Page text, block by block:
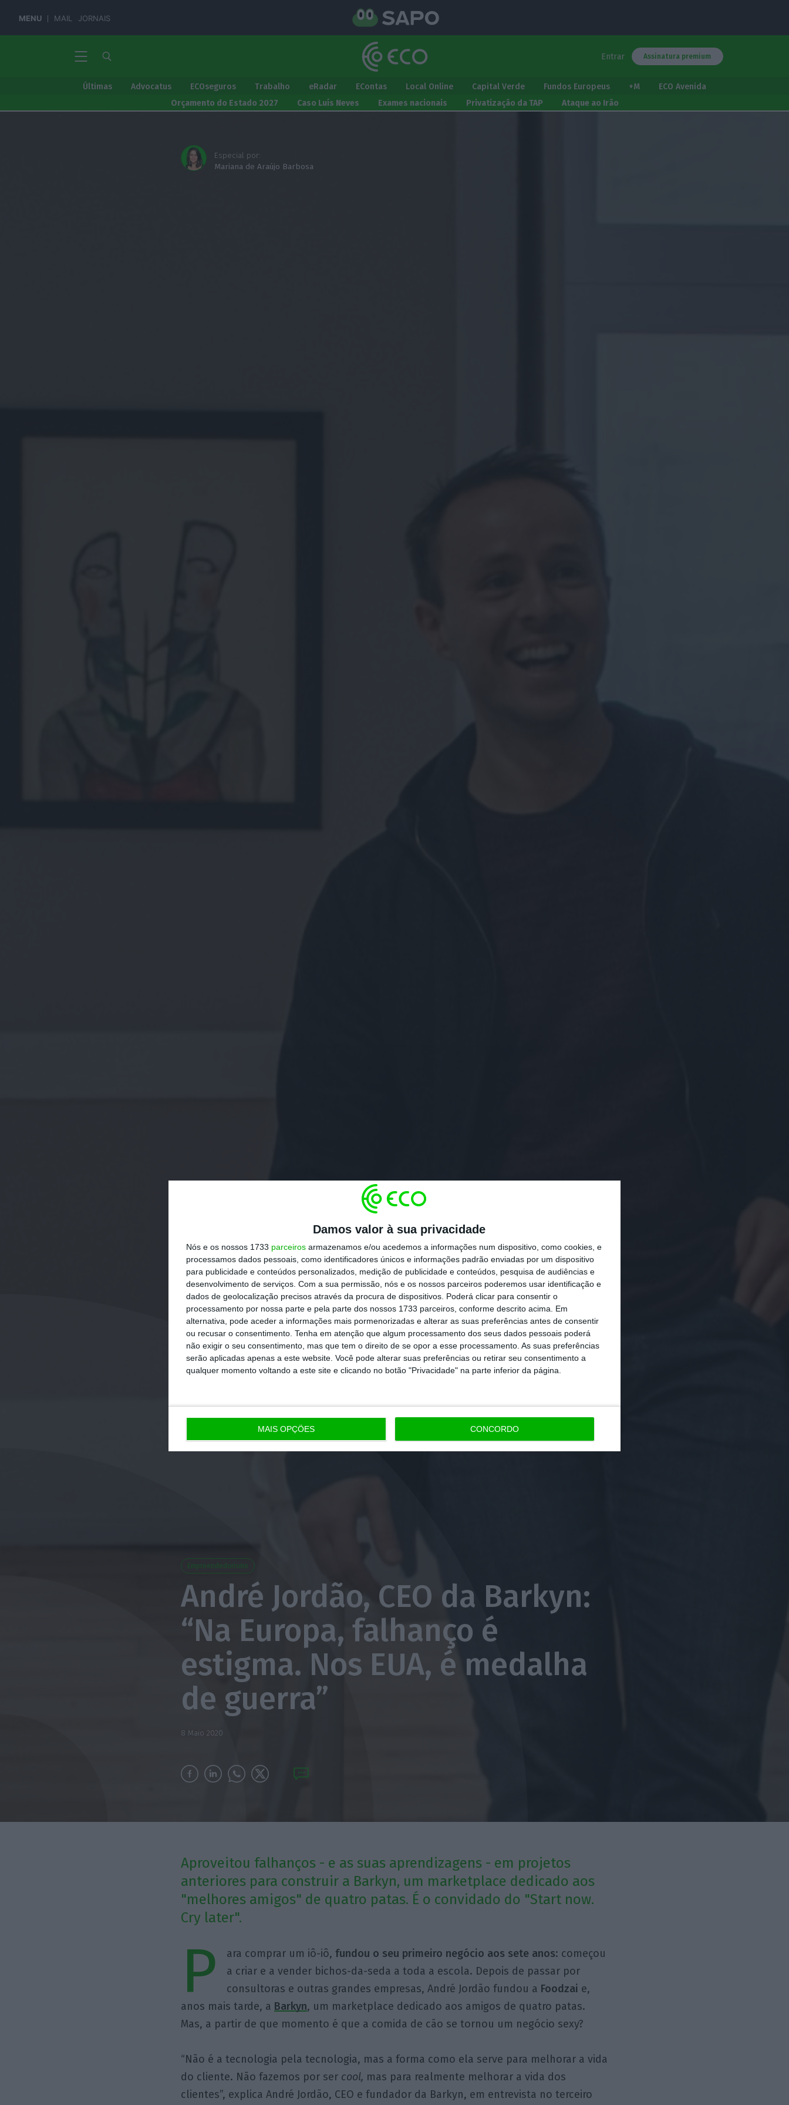
Damos valor à sua privacidade
Nós e os nossos 1733 parceiros armazenamos e/ou acedemos a informações num dispositivo, como cookies, e
processamos dados pessoais, como identificadores únicos e informações padrão enviadas por um dispositivo
para publicidade e conteúdos personalizados, medição de publicidade e conteúdos, pesquisa de audiências e
desenvolvimento de serviços. Com a sua permissão, nós e os nossos parceiros poderemos usar identificação e
dados de geolocalização precisos através da procura de dispositivos. Poderá clicar para consentir o
processamento por nossa parte e pela parte dos nossos 1733 parceiros, conforme descrito acima. Em
alternativa, pode aceder a informações mais pormenorizadas e alterar as suas preferências antes de consentir
ou recusar o consentimento. Tenha em atenção que algum processamento dos seus dados pessoais poderá
não exigir o seu consentimento, mas que tem o direito de se opor a esse processamento. As suas preferências
serão aplicadas apenas a este website. Você pode alterar suas preferências ou retirar seu consentimento a
qualquer momento voltando a este site e clicando no botão "Privacidade" na parte inferior da página.
MAIS OPÇÕES CONCORDO
MENU MAIL JORNAIS
Entrar Assinatura premium
Últimas Advocatus ECOseguros Trabalho eRadar EContas Local Online Capital Verde Fundos Europeus +M
ECO Avenida
Orçamento do Estado 2027
Caso Luís Neves Exames nacionais Privatização da TAP Ataque ao Irão
Especial por:
Mariana de Araújo Barbosa
Empreendedorismo
André Jordão, CEO da Barkyn:
“Na Europa, falhanço é
estigma. Nos EUA, é medalha
de guerra”
8 Maio 2020
Aproveitou falhanços - e as suas aprendizagens - em projetos
anteriores para construir a Barkyn, um marketplace dedicado aos
"melhores amigos" de quatro patas. É o convidado do "Start now.
Cry later".
P ara comprar um iô-iô, fundou o seu primeiro negócio aos sete anos: começou
a criar e a vender bichos-da-seda a toda a escola. Depois de passar por
consultoras e outras grandes empresas, André Jordão fundou a Foodzai e,
anos mais tarde, a Barkyn, um marketplace dedicado aos amigos de quatro patas.
Mas, a partir de que momento é que a comida de cão se tornou um negócio sexy?
“Não é a tecnologia pela tecnologia, mas a forma como ela serve para melhorar a vida
do cliente. Não fazemos por ser cool, mas para realmente melhorar a vida dos
clientes”, explica André Jordão, CEO e fundador da Barkyn, em entrevista no terceiro